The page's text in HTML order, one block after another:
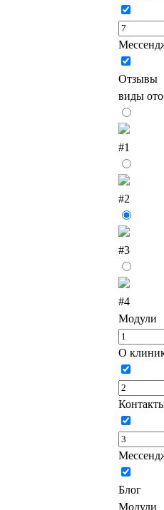
Отзывы
виды
#1
#2
#3
#4
Модули
О
Блог
Модули